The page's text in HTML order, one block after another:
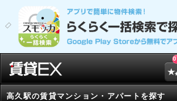
0
高久駅の賃貸マンション・アパートを探す